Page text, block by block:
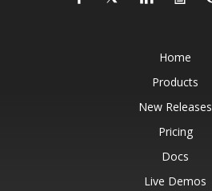
Home
Products
New Releases
Pricing
Docs
Live Demos